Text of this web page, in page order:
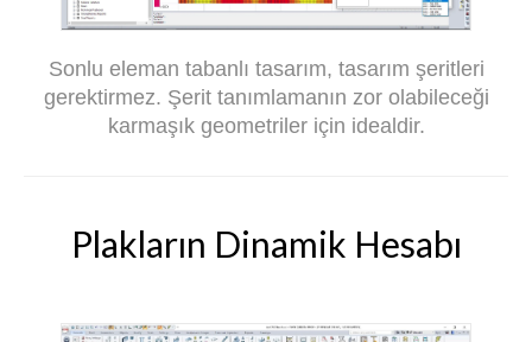
Sonlu eleman tabanlı tasarım, tasarım şeritleri
gerektirmez. Şerit tanımlamanın zor olabileceği
karmaşık geometriler için idealdir.
Plakların Dinamik Hesabı